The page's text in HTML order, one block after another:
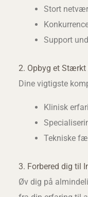
Stort
Support
2. Opbyg et Stærkt
Dine vigtigste
Klinisk
Tekniske
3. Forbered dig til
Øv dig på